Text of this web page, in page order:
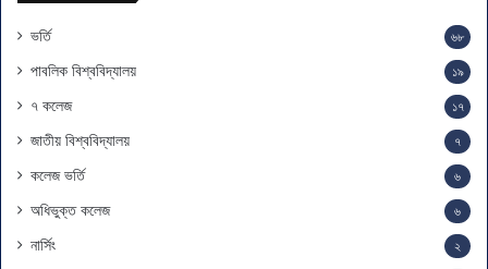
ভর্তি ৬৮
পাবলিক বিশ্ববিদ্যালয় ১৯
৭ কলেজ ১৭
জাতীয় বিশ্ববিদ্যালয় ৭
কলেজ ভর্তি ৬
অধিভুক্ত কলেজ ৬
নার্সিং ২